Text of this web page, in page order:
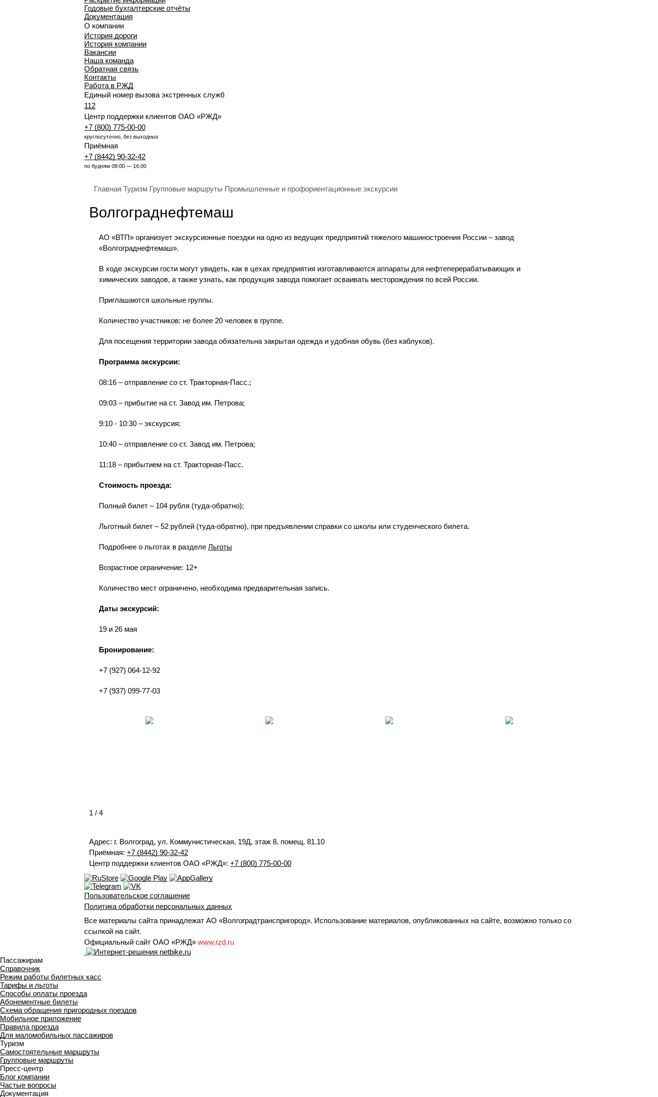
Годовые бухгалтерские отчёты
Документация
О компании
История дороги
История компании
Вакансии
Наша команда
Обратная связь
Контакты
Работа в РЖД
Единый номер вызова экстренных служб
112
Центр поддержки клиентов ОАО «РЖД»
+7 (800) 775-00-00
круглосуточно, без выходных
Приёмная
+7 (8442) 90-32-42
по будням 08:00 — 16:00
Главная Туризм Групповые маршруты Промышленные и профориентационные экскурсии
Волгограднефтемаш
АО «ВТП» организует экскурсионные поездки на одно из ведущих предприятий тяжелого машиностроения России – завод
«Волгограднефтемаш».
В ходе экскурсии гости могут увидеть, как в цехах предприятия изготавливаются аппараты для нефтеперерабатывающих и
химических заводов, а также узнать, как продукция завода помогает осваивать месторождения по всей России.
Приглашаются школьные группы.
Количество участников: не более 20 человек в группе.
Для посещения территории завода обязательна закрытая одежда и удобная обувь (без каблуков).
Программа экскурсии:
08:16 – отправление со ст. Тракторная-Пасс.;
09:03 – прибытие на ст. Завод им. Петрова;
9:10 - 10:30 – экскурсия;
10:40 – отправление со ст. Завод им. Петрова;
11:18 – прибытием на ст. Тракторная-Пасс.
Стоимость проезда:
Полный билет – 104 рубля (туда-обратно);
Льготный билет – 52 рублей (туда-обратно), при предъявлении справки со школы или студенческого билета.
Подробнее о льготах в разделе Льготы
Возрастное ограничение: 12+
Количество мест ограничено, необходима предварительная запись.
Даты экскурсий:
19 и 26 мая
Бронирование:
+7 (927) 064-12-92
+7 (937) 099-77-03
1 / 4
Адрес: г. Волгоград, ул. Коммунистическая, 19Д, этаж 8, помещ. 81.10
Приёмная: +7 (8442) 90-32-42
Центр поддержки клиентов ОАО «РЖД»: +7 (800) 775-00-00
Пользовательское соглашение
Политика обработки персональных данных
Все материалы сайта принадлежат АО «Волгоградтранспригород». Использование материалов, опубликованных на сайте, возможно только со
ссылкой на сайт.
Официальный сайт ОАО «РЖД» www.rzd.ru
Пассажирам
Справочник
Режим работы билетных касс
Тарифы и льготы
Способы оплаты проезда
Абонементные билеты
Схема обращения пригородных поездов
Мобильное приложение
Правила проезда
Для маломобильных пассажиров
Туризм
Самостоятельные маршруты
Групповые маршруты
Пресс-центр
Блог компании
Частые вопросы
Документация